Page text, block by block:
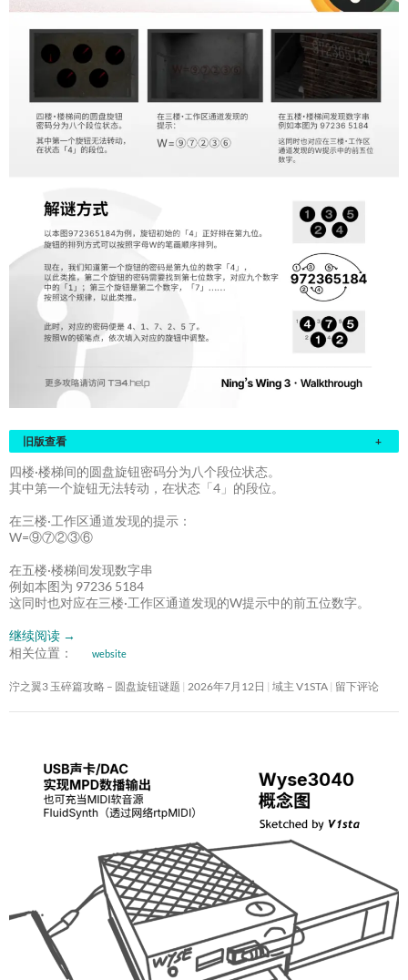
旧版查看 +
四楼·楼梯间的圆盘旋钮密码分为八个段位状态。
其中第一个旋钮无法转动，在状态「4」的段位。
在三楼·工作区通道发现的提示：
W=⑨⑦②③⑥
在五楼·楼梯间发现数字串
例如本图为 97236 5184
这同时也对应在三楼·工作区通道发现的W提示中的前五位数字。
继续阅读 →
相关位置：
website
泞之翼3 玉碎篇攻略 – 圆盘旋钮谜题 2026年7月12日 域主 V1STA 留下评论